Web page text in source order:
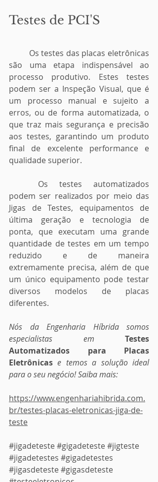
Testes de PCI'S
são uma etapa indispensável ao
processo produtivo. Estes testes
podem ser a Inspeção Visual, que é
um processo manual e sujeito a
erros, ou de forma automatizada, o
que traz mais segurança e precisão
aos testes, garantindo um produto
final de excelente performance e
qualidade superior.
podem ser realizados por meio das
Jigas de Testes, equipamentos de
última geração e tecnologia de
ponta, que executam uma grande
quantidade de testes em um tempo
reduzido e de maneira
extremamente precisa, além de que
um único equipamento pode testar
diversos modelos de placas
diferentes.
Nós da Engenharia Híbrida somos
especialistas em Testes
Automatizados para Placas
Eletrônicas e temos a solução ideal
para o seu negócio! Saiba mais:
https://www.engenhariahibrida.com.
br/testes-placas-eletronicas-jiga-de-
teste
#jigadeteste#gigadeteste#jigteste
#jigadetestes #gigadetestes
#jigasdeteste#gigasdeteste